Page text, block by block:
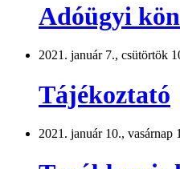
Adóügyi
2021. január 7., csütörtök
Tájékoztató
2021. január 10., vasárnap